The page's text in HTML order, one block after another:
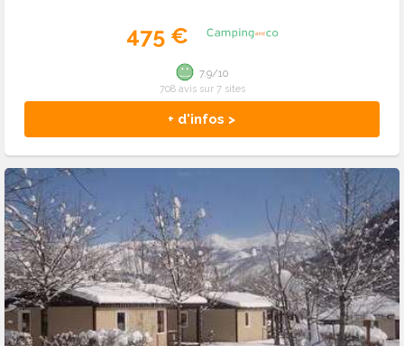
475 €
+ d'infos >
7.9/10
708 avis sur 7 sites